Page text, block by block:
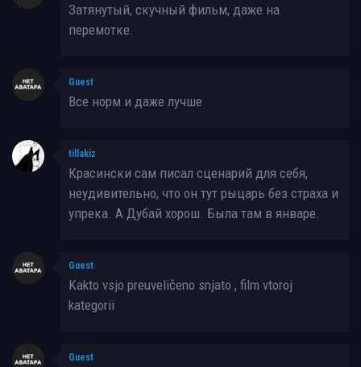
Затянутый, скучный фильм, даже на
перемотке.
Guest
Все норм и даже лучше
tillakiz
Красински сам писал сценарий для себя,
неудивительно, что он тут рыцарь без страха и
упрека. А Дубай хорош. Была там в январе.
Guest
Kakto vsjo preuveličeno snjato , film vtoroj
kategorii
Guest